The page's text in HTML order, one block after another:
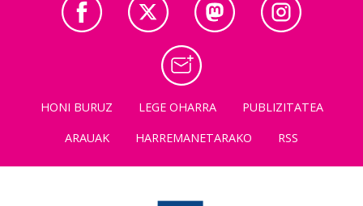
HONI BURUZ LEGE OHARRA
PUBLIZITATEA
ARAUAK
HARREMANETARAKO RSS